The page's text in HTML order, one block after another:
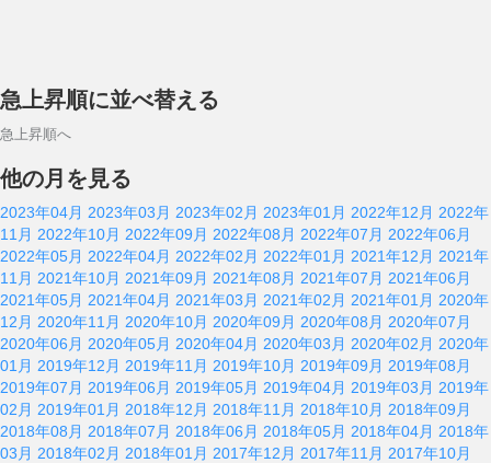
急上昇順に並べ替える
急上昇順へ
他の月を見る
2023年04月 2023年03月 2023年02月 2023年01月 2022年12月 2022年
11月 2022年10月 2022年09月 2022年08月 2022年07月 2022年06月
2022年05月 2022年04月 2022年02月 2022年01月 2021年12月 2021年
11月 2021年10月 2021年09月 2021年08月 2021年07月 2021年06月
2021年05月 2021年04月 2021年03月 2021年02月 2021年01月 2020年
12月 2020年11月 2020年10月 2020年09月 2020年08月 2020年07月
2020年06月 2020年05月 2020年04月 2020年03月 2020年02月 2020年
01月 2019年12月 2019年11月 2019年10月 2019年09月 2019年08月
2019年07月 2019年06月 2019年05月 2019年04月 2019年03月 2019年
02月 2019年01月 2018年12月 2018年11月 2018年10月 2018年09月
2018年08月 2018年07月 2018年06月 2018年05月 2018年04月 2018年
03月 2018年02月 2018年01月 2017年12月 2017年11月 2017年10月